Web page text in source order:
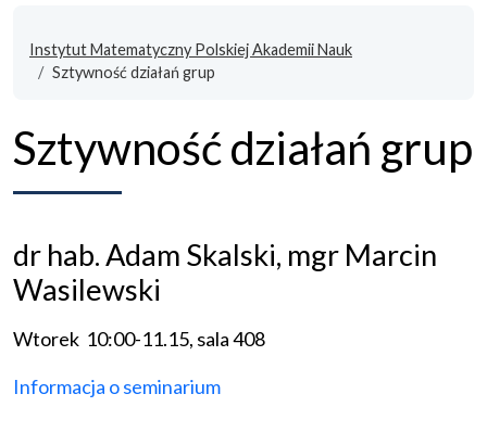
Instytut Matematyczny Polskiej Akademii Nauk
Sztywność działań grup
Sztywność działań grup
dr hab. Adam Skalski, mgr Marcin
Wasilewski
Wtorek 10:00-11.15, sala 408
Informacja o seminarium